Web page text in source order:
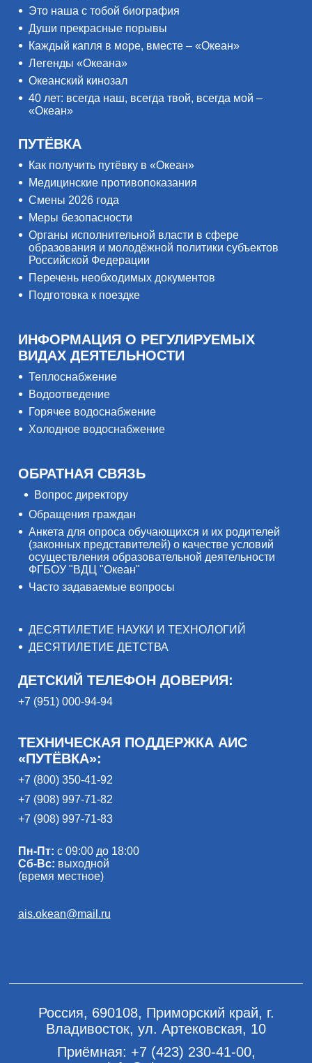
Это наша с тобой биография
Души прекрасные порывы
Каждый капля в море, вместе – «Океан»
Легенды «Океана»
Океанский кинозал
40 лет: всегда наш, всегда твой, всегда мой –
«Океан»
ПУТЁВКА
Как получить путёвку в «Океан»
Медицинские противопоказания
Смены 2026 года
Меры безопасности
Органы исполнительной власти в сфере
образования и молодёжной политики субъектов
Российской Федерации
Перечень необходимых документов
Подготовка к поездке
ИНФОРМАЦИЯ О РЕГУЛИРУЕМЫХ
ВИДАХ ДЕЯТЕЛЬНОСТИ
Теплоснабжение
Водоотведение
Горячее водоснабжение
Холодное водоснабжение
ОБРАТНАЯ СВЯЗЬ
Вопрос директору
Обращения граждан
Анкета для опроса обучающихся и их родителей
(законных представителей) о качестве условий
осуществления образовательной деятельности
ФГБОУ "ВДЦ "Океан"
Часто задаваемые вопросы
ДЕСЯТИЛЕТИЕ НАУКИ И ТЕХНОЛОГИЙ
ДЕСЯТИЛЕТИЕ ДЕТСТВА
ДЕТСКИЙ ТЕЛЕФОН ДОВЕРИЯ:
+7 (951) 000-94-94
ТЕХНИЧЕСКАЯ ПОДДЕРЖКА АИС
«ПУТЁВКА»:
+7 (800) 350-41-92
+7 (908) 997-71-82
+7 (908) 997-71-83
Пн-Пт: с 09:00 до 18:00
Сб-Вс: выходной
(время местное)
ais.okean@mail.ru
Россия, 690108, Приморский край, г.
Владивосток, ул. Артековская, 10
Приёмная: +7 (423) 230-41-00,